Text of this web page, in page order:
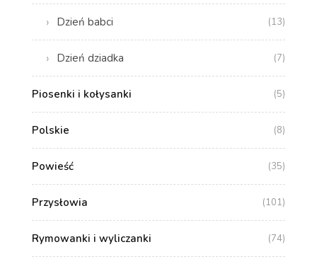
Dzień babci (13)
Dzień dziadka (7)
Piosenki i kołysanki (5)
Polskie (8)
Powieść (35)
Przysłowia (101)
Rymowanki i wyliczanki (74)